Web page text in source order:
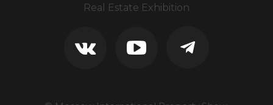
Real Estate Exhibition